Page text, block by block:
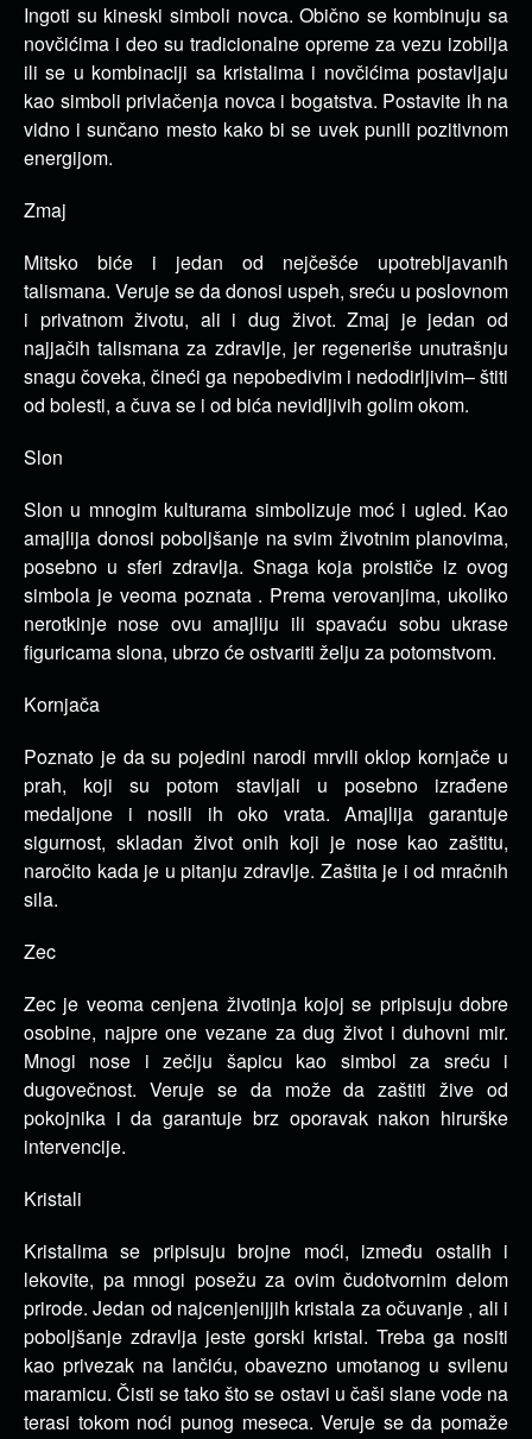
Ingoti su kineski simboli novca. Obično se kombinuju sa
novčićima i deo su tradicionalne opreme za vezu izobilja
ili se u kombinaciji sa kristalima i novčićima postavljaju
kao simboli privlačenja novca i bogatstva. Postavite ih na
vidno i sunčano mesto kako bi se uvek punili pozitivnom
energijom.
Zmaj
Mitsko biće i jedan od nejčešće upotrebljavanih
talismana. Veruje se da donosi uspeh, sreću u poslovnom
i privatnom životu, ali i dug život. Zmaj je jedan od
najjačih talismana za zdravlje, jer regeneriše unutrašnju
snagu čoveka, čineći ga nepobedivim i nedodirljivim– štiti
od bolesti, a čuva se i od bića nevidljivih golim okom.
Slon
Slon u mnogim kulturama simbolizuje moć i ugled. Kao
amajlija donosi poboljšanje na svim životnim planovima,
posebno u sferi zdravlja. Snaga koja proističe iz ovog
simbola je veoma poznata . Prema verovanjima, ukoliko
nerotkinje nose ovu amajliju ili spavaću sobu ukrase
figuricama slona, ubrzo će ostvariti želju za potomstvom.
Kornjača
Poznato je da su pojedini narodi mrvili oklop kornjače u
prah, koji su potom stavljali u posebno izrađene
medaljone i nosili ih oko vrata. Amajlija garantuje
sigurnost, skladan život onih koji je nose kao zaštitu,
naročito kada je u pitanju zdravlje. Zaštita je i od mračnih
sila.
Zec
Zec je veoma cenjena životinja kojoj se pripisuju dobre
osobine, najpre one vezane za dug život i duhovni mir.
Mnogi nose i zečiju šapicu kao simbol za sreću i
dugovečnost. Veruje se da može da zaštiti žive od
pokojnika i da garantuje brz oporavak nakon hirurške
intervencije.
Kristali
Kristalima se pripisuju brojne moći, između ostalih i
lekovite, pa mnogi posežu za ovim čudotvornim delom
prirode. Jedan od najcenjenijjih kristala za očuvanje , ali i
poboljšanje zdravlja jeste gorski kristal. Treba ga nositi
kao privezak na lančiću, obavezno umotanog u svilenu
maramicu. Čisti se tako što se ostavi u čaši slane vode na
terasi tokom noći punog meseca. Veruje se da pomaže